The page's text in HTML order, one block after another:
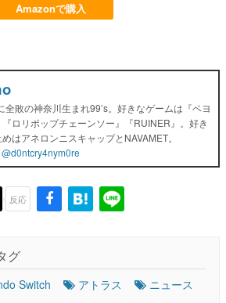
Amazonで購入
全敗の神奈川生まれ99’s。好きなゲームは『ベヨ
『ロリポップチェーンソー』『RUINER』。好き
はアネロンニスキャップとNAVAMET。
@d0ntcry4nym0re
反応
グ
Switch アトラス
ニュース